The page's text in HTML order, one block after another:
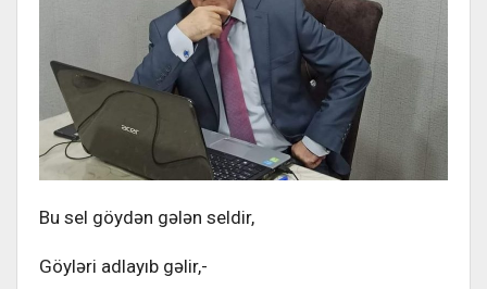
Bu sel göydən gələn seldir,
Göyləri adlayıb gəlir,-